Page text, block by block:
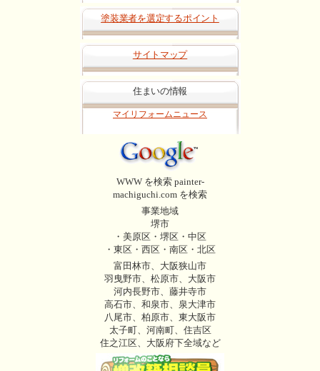
塗装業者を選定するポイント
サイトマップ
住まいの情報
マイリフォームニュース
WWW を検索 painter-
machiguchi.com を検索
事業地域
堺市
・美原区・堺区・中区
・東区・西区・南区・北区
富田林市、大阪狭山市
羽曳野市、松原市、大阪市
河内長野市、藤井寺市
高石市、和泉市、泉大津市
八尾市、柏原市、東大阪市
太子町、河南町、住吉区
住之江区、大阪府下全域など